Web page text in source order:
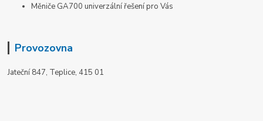
Měniče GA700 univerzální řešení pro Vás
Provozovna
Jateční 847, Teplice, 415 01